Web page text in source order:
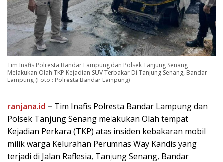
Tim Inafis Polresta Bandar Lampung dan Polsek Tanjung Senang
Melakukan Olah TKP Kejadian SUV Terbakar Di Tanjung Senang, Bandar
Lampung (Foto : Polresta Bandar Lampung)
ranjana.id – Tim Inafis Polresta Bandar Lampung dan
Polsek Tanjung Senang melakukan Olah tempat
Kejadian Perkara (TKP) atas insiden kebakaran mobil
milik warga Kelurahan Perumnas Way Kandis yang
terjadi di Jalan Raflesia, Tanjung Senang, Bandar